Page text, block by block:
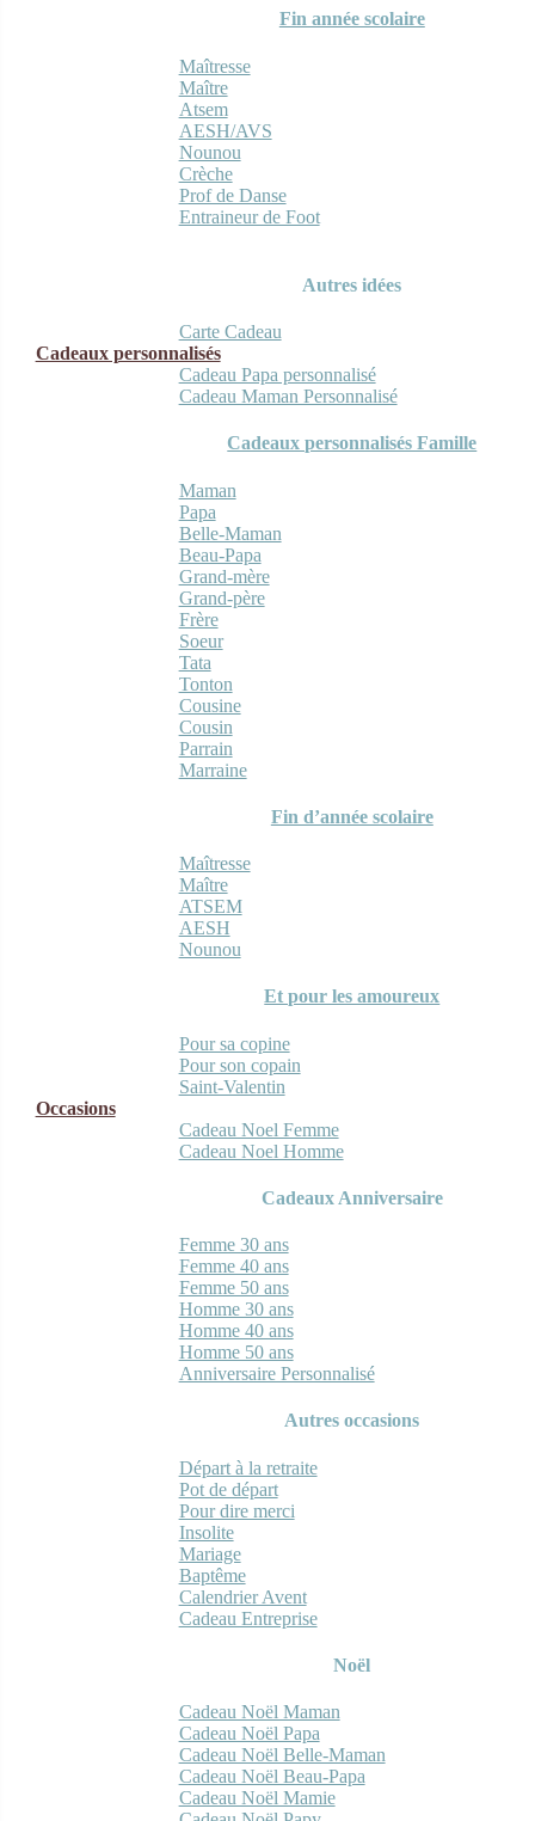
Fin année scolaire
Maîtresse
Maître
Atsem
AESH/AVS
Nounou
Crèche
Prof de Danse
Entraineur de Foot
Autres idées
Carte Cadeau
Cadeaux personnalisés
Cadeau Papa personnalisé
Cadeau Maman Personnalisé
Cadeaux personnalisés Famille
Maman
Papa
Belle-Maman
Beau-Papa
Grand-mère
Grand-père
Frère
Soeur
Tata
Tonton
Cousine
Cousin
Parrain
Marraine
Fin d’année scolaire
Maîtresse
Maître
ATSEM
AESH
Nounou
Et pour les amoureux
Pour sa copine
Pour son copain
Saint-Valentin
Occasions
Cadeau Noel Femme
Cadeau Noel Homme
Cadeaux Anniversaire
Femme 30 ans
Femme 40 ans
Femme 50 ans
Homme 30 ans
Homme 40 ans
Homme 50 ans
Anniversaire Personnalisé
Autres occasions
Départ à la retraite
Pot de départ
Pour dire merci
Insolite
Mariage
Baptême
Calendrier Avent
Cadeau Entreprise
Noël
Cadeau Noël Maman
Cadeau Noël Papa
Cadeau Noël Belle-Maman
Cadeau Noël Beau-Papa
Cadeau Noël Mamie